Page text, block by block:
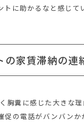
に助かるなと感じて
家賃滞納の連
胸糞に感じた大きな
促の電話がバンバン